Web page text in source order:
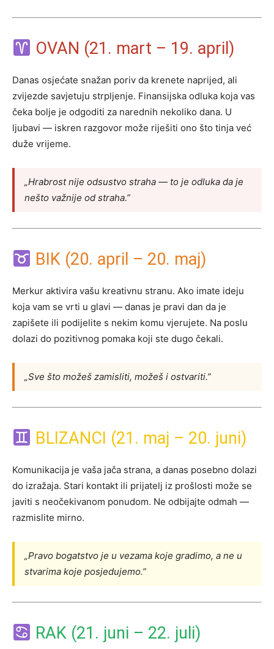
OVAN (21. mart – 19. april)
Danas osjećate snažan poriv da krenete naprijed, ali
zvijezde savjetuju strpljenje. Finansijska odluka koja vas
čeka bolje je odgoditi za narednih nekoliko dana. U
ljubavi — iskren razgovor može riješiti ono što tinjа već
duže vrijeme.
„Hrabrost nije odsustvo straha — to je odluka da je
nešto važnije od straha.”
BIK (20. april – 20. maj)
Merkur aktivira vašu kreativnu stranu. Ako imate ideju
koja vam se vrti u glavi — danas je pravi dan da je
zapišete ili podijelite s nekim komu vjerujete. Na poslu
dolazi do pozitivnog pomaka koji ste dugo čekali.
„Sve što možeš zamisliti, možeš i ostvariti.”
BLIZANCI (21. maj – 20. juni)
Komunikacija je vaša jača strana, a danas posebno dolazi
do izražaja. Stari kontakt ili prijatelj iz prošlosti može se
javiti s neočekivanom ponudom. Ne odbijajte odmah —
razmislite mirno.
„Pravo bogatstvo je u vezama koje gradimo, a ne u
stvarima koje posjedujemo.”
RAK (21. juni – 22. juli)